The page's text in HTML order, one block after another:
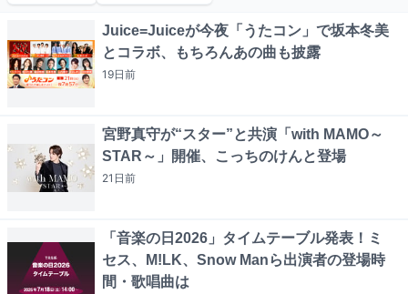
Juice=Juiceが今夜「うたコン」で坂本冬美
とコラボ、もちろんあの曲も披露
19日前
宮野真守が“スター”と共演「with MAMO～
STAR～」開催、こっちのけんと登場
21日前
「音楽の日2026」タイムテーブル発表！ミ
セス、M!LK、Snow Manら出演者の登場時
間・歌唱曲は